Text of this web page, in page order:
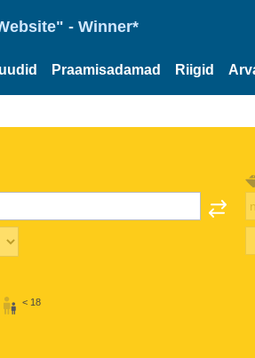
- Winner*
Praamisadamad Riigid
< 18